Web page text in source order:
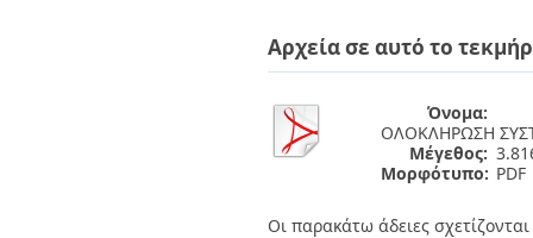
Αρχεία σε αυτό το
Όνομα:
ΟΛΟΚΛΗΡΩΣΗ
Μέγεθος:
Μορφότυπο: PDF
Οι παρακάτω άδειες